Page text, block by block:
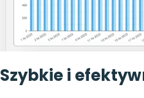
Szybkie i